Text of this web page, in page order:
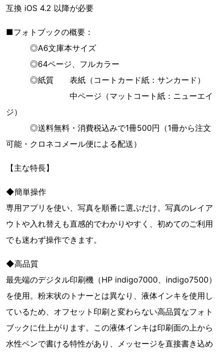
互換 iOS 4.2 以降が必要
■フォトブックの概要：
◎A6文庫本サイズ
◎64ページ、フルカラー
◎紙質 表紙（コートカード紙：サンカード）
中ページ（マットコート紙：ニューエイ
ジ）
◎送料無料・消費税込みで1冊500円（1冊から注文
可能・クロネコメール便による配送）
【主な特長】
◆簡単操作
専用アプリを使い、写真を順番に選ぶだけ。写真のレイア
ウトや入れ替えも直感的でわかりやすく、初めてのご利用
でも迷わず操作できます。
◆高品質
最先端のデジタル印刷機（HP indigo7000、indigo7500）
を使用。粉末状のトナーとは異なり、液体インキを使用し
ているため、オフセット印刷と変わらない高品質なフォト
ブックに仕上がります。この液体インキは印刷面の上から
水性ペンで書ける特性があり、メッセージを直接書き込め